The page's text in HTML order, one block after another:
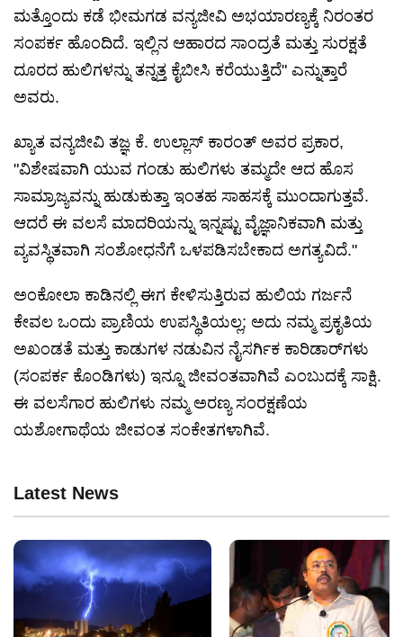
ಮತ್ತೊಂದು ಕಡೆ ಭೀಮಗಡ ವನ್ಯಜೀವಿ ಅಭಯಾರಣ್ಯಕ್ಕೆ ನಿರಂತರ
ಸಂಪರ್ಕ ಹೊಂದಿದೆ. ಇಲ್ಲಿನ ಆಹಾರದ ಸಾಂದ್ರತೆ ಮತ್ತು ಸುರಕ್ಷತೆ
ದೂರದ ಹುಲಿಗಳನ್ನು ತನ್ನತ್ತ ಕೈಬೀಸಿ ಕರೆಯುತ್ತಿದೆ" ಎನ್ನುತ್ತಾರೆ
ಅವರು.
ಖ್ಯಾತ ವನ್ಯಜೀವಿ ತಜ್ಞ ಕೆ. ಉಲ್ಲಾಸ್ ಕಾರಂತ್ ಅವರ ಪ್ರಕಾರ,
"ವಿಶೇಷವಾಗಿ ಯುವ ಗಂಡು ಹುಲಿಗಳು ತಮ್ಮದೇ ಆದ ಹೊಸ
ಸಾಮ್ರಾಜ್ಯವನ್ನು ಹುಡುಕುತ್ತಾ ಇಂತಹ ಸಾಹಸಕ್ಕೆ ಮುಂದಾಗುತ್ತವೆ.
ಆದರೆ ಈ ವಲಸೆ ಮಾದರಿಯನ್ನು ಇನ್ನಷ್ಟು ವೈಜ್ಞಾನಿಕವಾಗಿ ಮತ್ತು
ವ್ಯವಸ್ಥಿತವಾಗಿ ಸಂಶೋಧನೆಗೆ ಒಳಪಡಿಸಬೇಕಾದ ಅಗತ್ಯವಿದೆ."
ಅಂಕೋಲಾ ಕಾಡಿನಲ್ಲಿ ಈಗ ಕೇಳಿಸುತ್ತಿರುವ ಹುಲಿಯ ಗರ್ಜನೆ
ಕೇವಲ ಒಂದು ಪ್ರಾಣಿಯ ಉಪಸ್ಥಿತಿಯಲ್ಲ; ಅದು ನಮ್ಮ ಪ್ರಕೃತಿಯ
ಅಖಂಡತೆ ಮತ್ತು ಕಾಡುಗಳ ನಡುವಿನ ನೈಸರ್ಗಿಕ ಕಾರಿಡಾರ್‌ಗಳು
(ಸಂಪರ್ಕ ಕೊಂಡಿಗಳು) ಇನ್ನೂ ಜೀವಂತವಾಗಿವೆ ಎಂಬುದಕ್ಕೆ ಸಾಕ್ಷಿ.
ಈ ವಲಸೆಗಾರ ಹುಲಿಗಳು ನಮ್ಮ ಅರಣ್ಯ ಸಂರಕ್ಷಣೆಯ
ಯಶೋಗಾಥೆಯ ಜೀವಂತ ಸಂಕೇತಗಳಾಗಿವೆ.
Latest News